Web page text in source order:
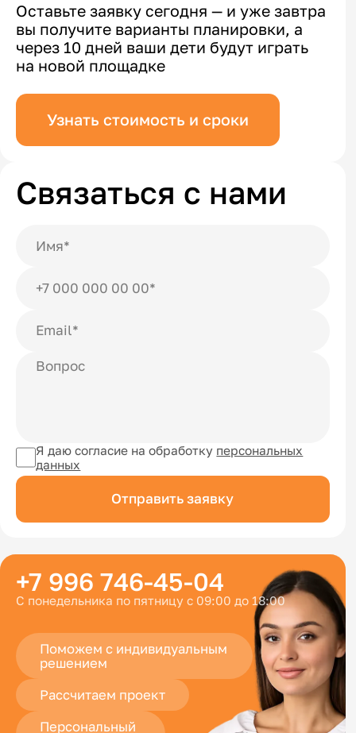
Оставьте заявку сегодня — и уже завтра
вы получите варианты планировки, а
через 10 дней ваши дети будут играть
на новой площадке
Узнать стоимость и сроки
Связаться с нами
Я даю согласие на обработку персональных
данных
Отправить заявку
+7 996 746-45-04
С понедельника по пятницу с 09:00 до 18:00
Поможем с индивидуальным
решением
Рассчитаем проект
Персональный